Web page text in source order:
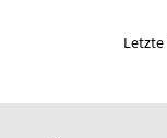
Letzte